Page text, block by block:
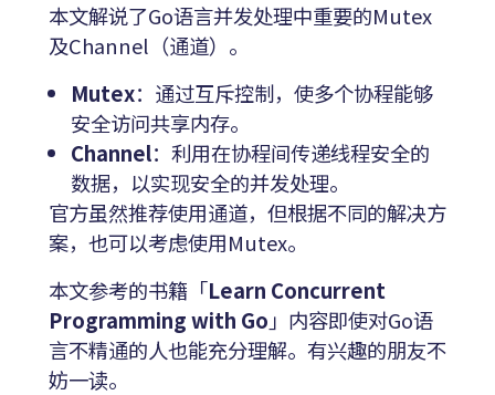
本文解说了Go语言并发处理中重要的Mutex
及Channel（通道）。
Mutex：通过互斥控制，使多个协程能够
安全访问共享内存。
Channel：利用在协程间传递线程安全的
数据，以实现安全的并发处理。
官方虽然推荐使用通道，但根据不同的解决方
案，也可以考虑使用Mutex。
本文参考的书籍「Learn Concurrent
Programming with Go 」内容即使对Go语
言不精通的人也能充分理解。有兴趣的朋友不
妨一读。